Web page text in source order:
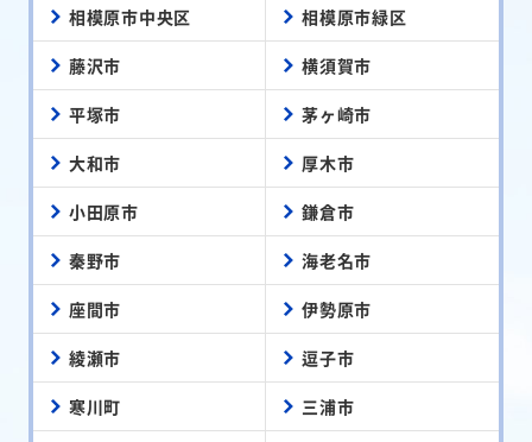
相模原市中央区 相模原市緑区
藤沢市 横須賀市
平塚市 茅ヶ崎市
大和市 厚木市
小田原市 鎌倉市
秦野市 海老名市
座間市 伊勢原市
綾瀬市 逗子市
寒川町 三浦市